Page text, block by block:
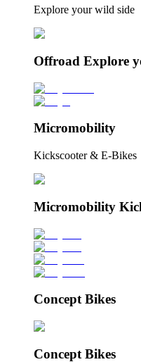
Explore your wild side
Offroad Explore
Micromobility
Kickscooter & E-Bikes
Micromobility
Concept Bikes
Concept Bikes